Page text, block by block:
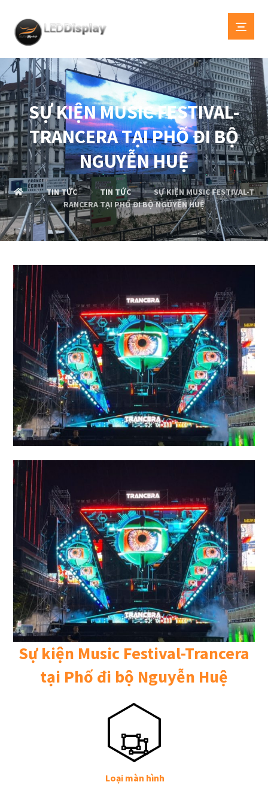
SỰ KIỆN MUSIC FESTIVAL-
TRANCERA TẠI PHỐ ĐI BỘ
NGUYỄN HUỆ
TIN TỨC TIN TỨC
SỰ KIỆN MUSIC FESTIVAL-T
RANCERA TẠI PHỐ ĐI BỘ NGUYỄN HUỆ
Sự kiện Music Festival-Trancera
tại Phố đi bộ Nguyễn Huệ
Loại màn hình